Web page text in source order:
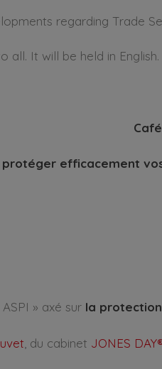
regarding Trade
all. It will be held in English.
protéger efficacement
» axé sur la
, du cabinet JONES